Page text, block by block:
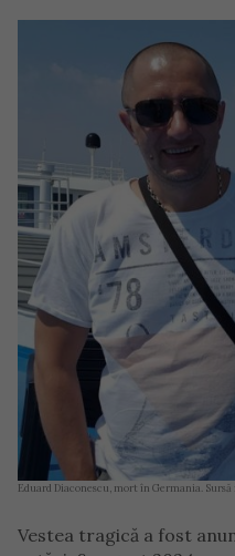
Eduard Diaconescu, mort în Germania. Sursă
Vestea tragică a fost